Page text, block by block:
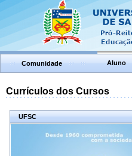
Comunidade Aluno
Currículos dos Cursos
UFSC